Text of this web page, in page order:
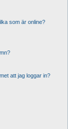
som är online?
att jag loggar in?